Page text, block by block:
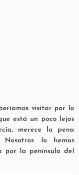
visitar por lo
está un poco lejos
merece la pena
lo hemos
por la península del